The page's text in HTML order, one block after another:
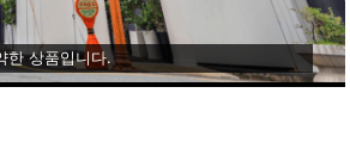
한 상품입니다.